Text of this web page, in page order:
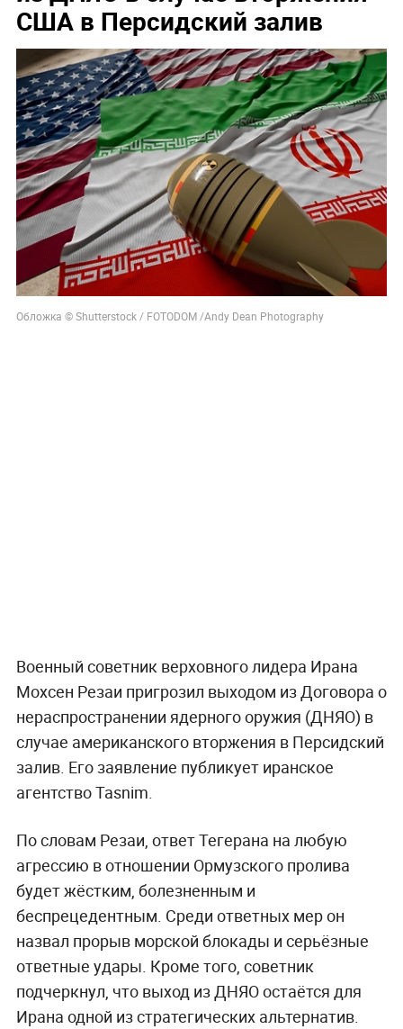
США в Персидский залив
Обложка © Shutterstock / FOTODOM /Andy Dean Photography
Военный советник верховного лидера Ирана
Мохсен Резаи пригрозил выходом из Договора о
нераспространении ядерного оружия (ДНЯО) в
случае американского вторжения в Персидский
залив. Его заявление публикует иранское
агентство Tasnim.
По словам Резаи, ответ Тегерана на любую
агрессию в отношении Ормузского пролива
будет жёстким, болезненным и
беспрецедентным. Среди ответных мер он
назвал прорыв морской блокады и серьёзные
ответные удары. Кроме того, советник
подчеркнул, что выход из ДНЯО остаётся для
Ирана одной из стратегических альтернатив.